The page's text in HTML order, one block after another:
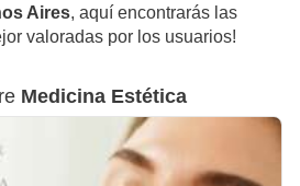
Aires, aquí encontrarás las
valoradas por los usuarios!
Medicina Estética